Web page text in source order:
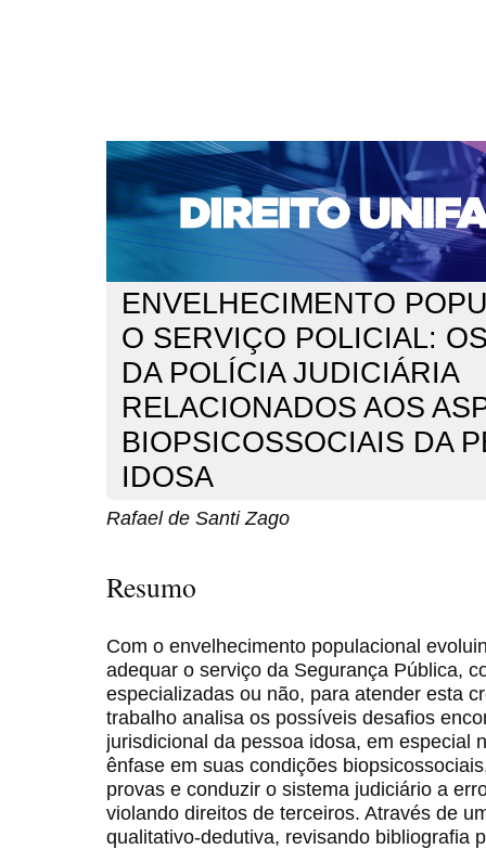
CAPA SOBRE ACESSO CADASTRO
NOTÍCIAS
EDIÇÕES DE Nº 1 A 100 WEBMAIL
Capa>n. 311 (2026) > de Santi Zago
ENVELHECIMENTO
O SERVIÇO POLICIAL:
DA POLÍCIA JUDICIÁRIA
RELACIONADOS AOS
BIOPSICOSSOCIAIS DA
IDOSA
Rafael de Santi Zago
Resumo
Com o envelhecimento populacional
adequar o serviço da Segurança Pública,
especializadas ou não, para atender esta
trabalho analisa os possíveis desafios
jurisdicional da pessoa idosa, em especial
ênfase em suas condições
provas e conduzir o sistema judiciário a
violando direitos de terceiros. Através de
qualitativo-dedutiva, revisando bibliografia